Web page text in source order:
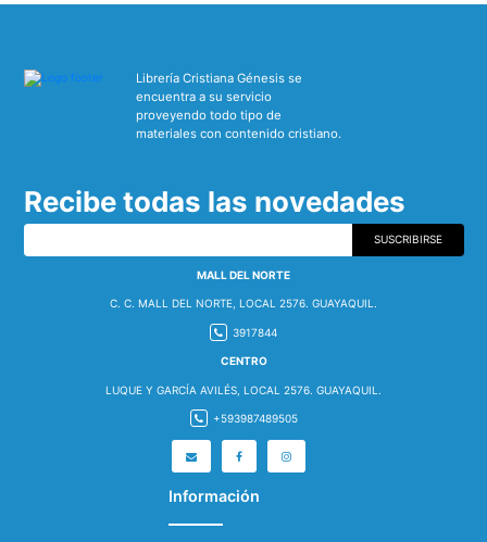
Librería Cristiana Génesis se
encuentra a su servicio
proveyendo todo tipo de
materiales con contenido cristiano.
Recibe todas las novedades
SUSCRIBIRSE
MALL DEL NORTE
C. C. MALL DEL NORTE, LOCAL 2576. GUAYAQUIL.
3917844
CENTRO
LUQUE Y GARCÍA AVILÉS, LOCAL 2576. GUAYAQUIL.
+593987489505
Información